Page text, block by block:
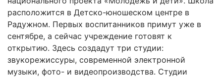
расположится в Детско-юношеском центре в
Радужном. Первых воспитанников примут уже в
сентябре, а сейчас учреждение готовят к
открытию. Здесь создадут три студии:
звукорежиссуры, современной электронной
музыки, фото- и видеопроизводства. Студии